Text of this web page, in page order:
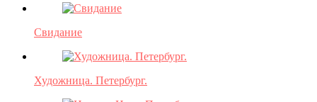
Свидание
Художница. Петербург.